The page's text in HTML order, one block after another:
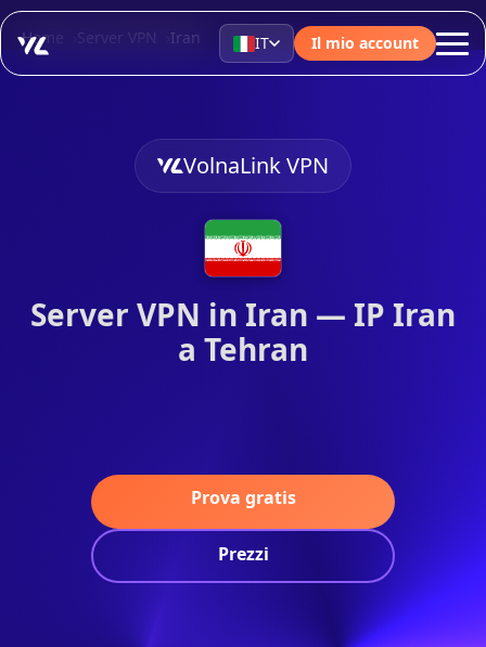
IT Il mio account
Home Server VPN Iran
VolnaLink VPN
Server VPN in Iran — IP Iran
a Tehran
Prova gratis
Prezzi